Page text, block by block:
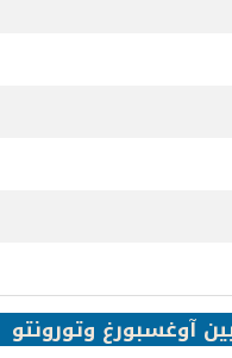
آوغسبورغ وتورونتو